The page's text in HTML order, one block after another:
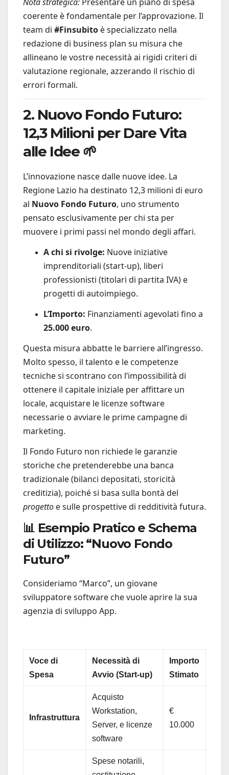
coerente è fondamentale per l’approvazione. Il
team di #Finsubito è specializzato nella
redazione di business plan su misura che
allineano le vostre necessità ai rigidi criteri di
valutazione regionale, azzerando il rischio di
errori formali.
2. Nuovo Fondo Futuro:
12,3 Milioni per Dare Vita
alle Idee 🌱
L’innovazione nasce dalle nuove idee. La
Regione Lazio ha destinato 12,3 milioni di euro
al Nuovo Fondo Futuro, uno strumento
pensato esclusivamente per chi sta per
muovere i primi passi nel mondo degli affari.
A chi si rivolge: Nuove iniziative
imprenditoriali (start-up), liberi
professionisti (titolari di partita IVA) e
progetti di autoimpiego.
L’Importo: Finanziamenti agevolati fino a
25.000 euro.
Questa misura abbatte le barriere all’ingresso.
Molto spesso, il talento e le competenze
tecniche si scontrano con l’impossibilità di
ottenere il capitale iniziale per affittare un
locale, acquistare le licenze software
necessarie o avviare le prime campagne di
marketing.
Il Fondo Futuro non richiede le garanzie
storiche che pretenderebbe una banca
tradizionale (bilanci depositati, storicità
creditizia), poiché si basa sulla bontà del
progetto e sulle prospettive di redditività futura.
📊 Esempio Pratico e Schema
di Utilizzo: “Nuovo Fondo
Futuro”
Consideriamo “Marco”, un giovane
sviluppatore software che vuole aprire la sua
agenzia di sviluppo App.
Voce di
Spesa
Necessità di
Avvio (Start-up)
Importo
Stimato
Infrastruttura
Acquisto
Workstation,
Server, e licenze
software
€
10.000
Spese notarili,